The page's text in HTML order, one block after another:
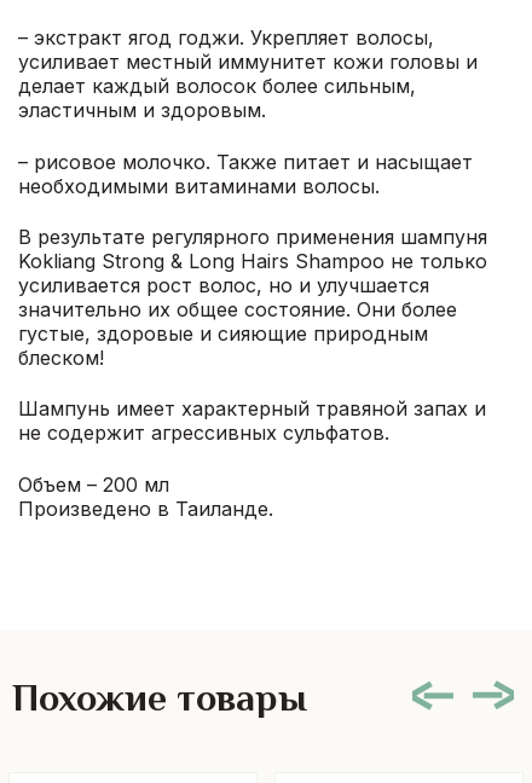
– экстракт ягод годжи. Укрепляет волосы,
усиливает местный иммунитет кожи головы и
делает каждый волосок более сильным,
эластичным и здоровым.
– рисовое молочко. Также питает и насыщает
необходимыми витаминами волосы.
В результате регулярного применения шампуня
Kokliang Strong & Long Hairs Shampoo не только
усиливается рост волос, но и улучшается
значительно их общее состояние. Они более
густые, здоровые и сияющие природным
блеском!
Шампунь имеет характерный травяной запах и
не содержит агрессивных сульфатов.
Объем – 200 мл
Произведено в Таиланде.
Похожие товары